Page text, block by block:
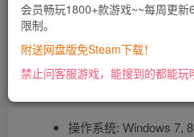
Mac OS X
SteamOS + Linux
操作系统: Windows 7, 8
会员畅玩1800+款游戏~~每周更
限制。
附送网盘版免Steam下载！
禁止问客服游戏，能搜到的都能玩